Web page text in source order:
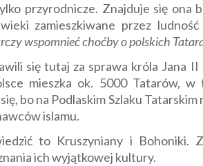
przyrodnicze. Znajduje się
zamieszkiwane przez
wspomnieć choćby o polskich
się tutaj za sprawa króla Jana
mieszka ok. 5000 Tatarów,
bo na Podlaskim Szlaku
islamu.
to Kruszyniany i Bohoniki.
ich wyjątkowej kultury.